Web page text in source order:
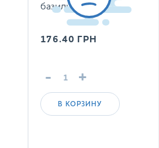
базиликом 200 г
176.40 ГРН
- +
В КОРЗИНУ